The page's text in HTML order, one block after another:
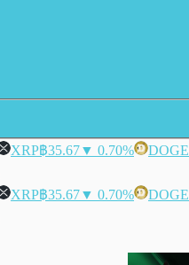
XRP฿35.67▼ 0.70% DOGE
XRP฿35.67▼ 0.70% DOGE